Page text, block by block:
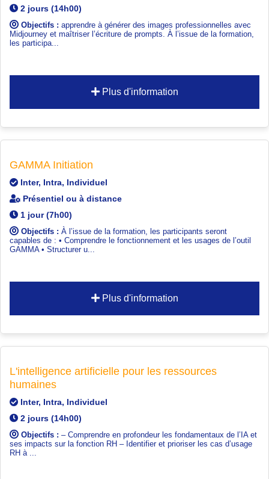
2 jours (14h00)
Objectifs : apprendre à générer des images professionnelles avec
Midjourney et maîtriser l’écriture de prompts. À l’issue de la formation,
les participa...
Plus d'information
GAMMA Initiation
Inter, Intra, Individuel
Présentiel ou à distance
1 jour (7h00)
Objectifs : À l’issue de la formation, les participants seront
capables de : • Comprendre le fonctionnement et les usages de l’outil
GAMMA • Structurer u...
Plus d'information
L'intelligence artificielle pour les ressources
humaines
Inter, Intra, Individuel
2 jours (14h00)
Objectifs : – Comprendre en profondeur les fondamentaux de l’IA et
ses impacts sur la fonction RH – Identifier et prioriser les cas d’usage
RH à ...